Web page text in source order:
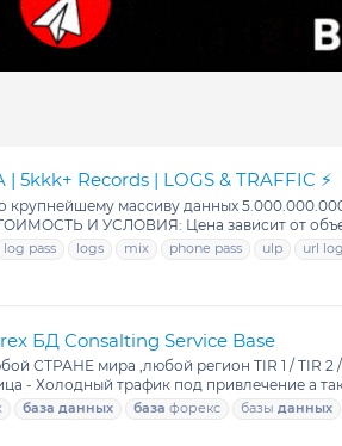
Records | LOGS & TRAFFIC ⚡️
массиву данных
И УСЛОВИЯ: Цена зависит от
log pass logs mix phone pass ulp url
БД Consalting Service Base
мира ,любой регион TIR 1 / TIR 2 /
- Холодный трафик под привлечение а
база данных база форекс базы данных